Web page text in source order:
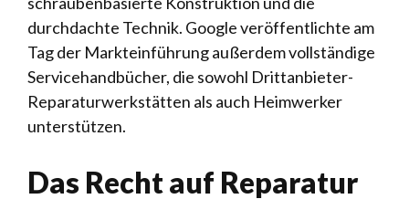
durchdachte Technik. Google veröffentlichte am
Tag der Markteinführung außerdem vollständige
Servicehandbücher, die sowohl Drittanbieter-
Reparaturwerkstätten als auch Heimwerker
unterstützen.
Das Recht auf Reparatur